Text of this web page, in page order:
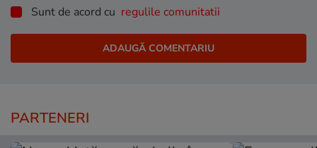
Sunt de acord cu regulile comunitatii
PARTENERI